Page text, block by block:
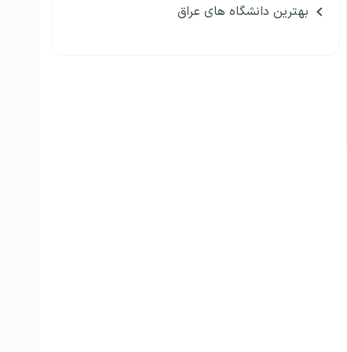
بهترین دانشگاه های عراق